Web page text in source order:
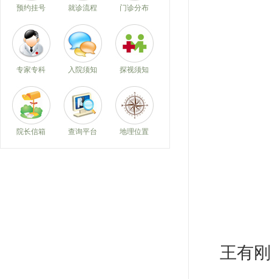
预约挂号 就诊流程 门诊分布
专家专科 入院须知 探视须知
院长信箱 查询平台 地理位置
王有